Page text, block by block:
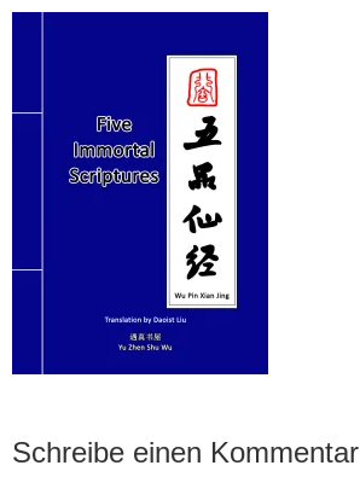
Schreibe einen Kommentar